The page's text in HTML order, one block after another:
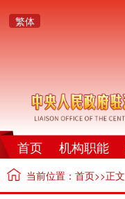
繁体
首页 机构职能
当前位置： 首页>>正文